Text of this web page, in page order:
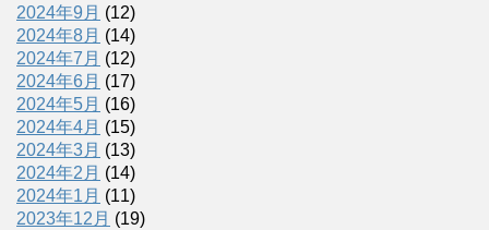
2024年9月 (12)
2024年8月 (14)
2024年7月 (12)
2024年6月 (17)
2024年5月 (16)
2024年4月 (15)
2024年3月 (13)
2024年2月 (14)
2024年1月 (11)
2023年12月 (19)